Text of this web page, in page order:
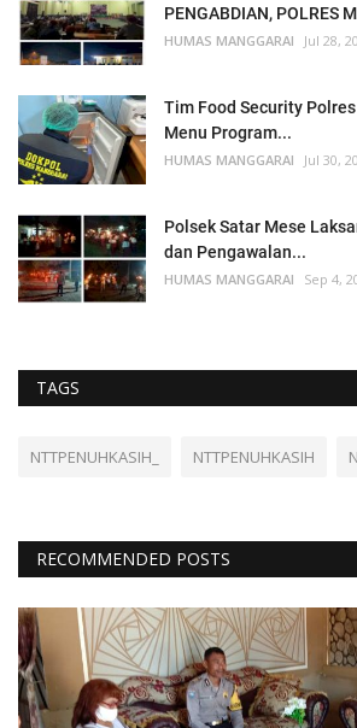
PENGABDIAN, POLRES
HUMAS MANGGARAI Jul 28,
Tim Food Security
Menu Program...
HUMAS MANGGARAI Jul 30,
Polsek Satar Mese
dan Pengawalan...
HUMAS MANGGARAI Sep 4,
TAGS
NTTPENUHKASIH_ NTTPENUHKASIH
RECOMMENDED POSTS